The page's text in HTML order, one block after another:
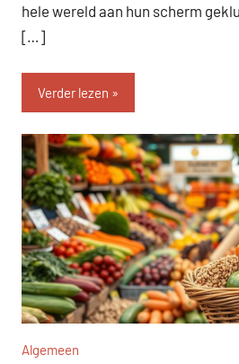
hele wereld aan hun scherm
[…]
Verder lezen
Algemeen